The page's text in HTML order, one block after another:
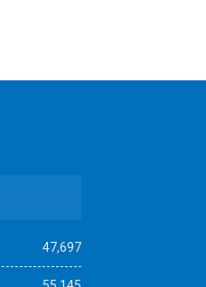
47,697